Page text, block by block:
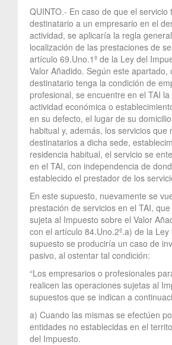
QUINTO.- En caso de que el servicio
destinatario a un empresario en el
actividad, se aplicaría la regla
localización de las prestaciones de
artículo 69.Uno.1º de la Ley del
Valor Añadido. Según este apartado,
destinatario tenga la condición de
profesional, se encuentre en el TAI
actividad económica o
en su defecto, el lugar de su
habitual y, además, los servicios que
destinatarios a dicha sede,
residencia habitual, el servicio se
en el TAI, con independencia de
establecido el prestador de los
En este supuesto, nuevamente se
prestación de servicios en el TAI,
sujeta al Impuesto sobre el Valor
con el artículo 84.Uno.2º.a) de la
supuesto se produciría un caso de
pasivo, al ostentar tal condición:
“Los empresarios o profesionales
realicen las operaciones sujetas al
supuestos que se indican a
a) Cuando las mismas se efectúen
entidades no establecidas en el
del Impuesto.